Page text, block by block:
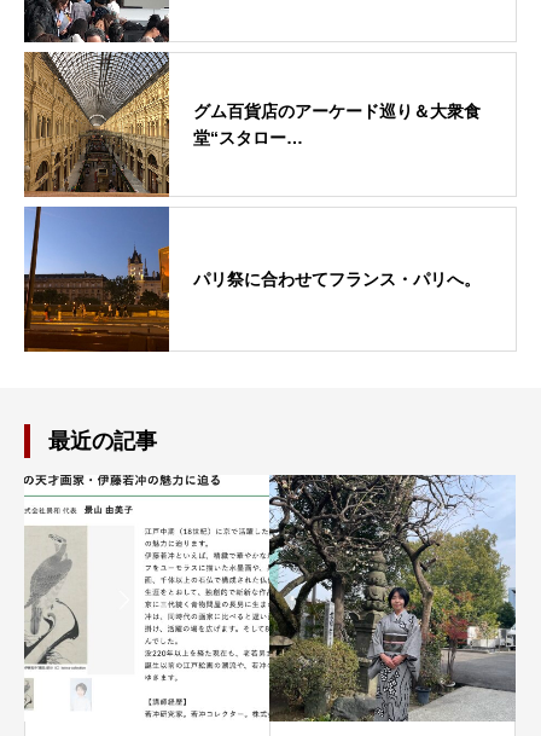
グム百貨店のアーケード巡り＆大衆食
堂“スタロー…
パリ祭に合わせてフランス・パリへ。
最近の記事